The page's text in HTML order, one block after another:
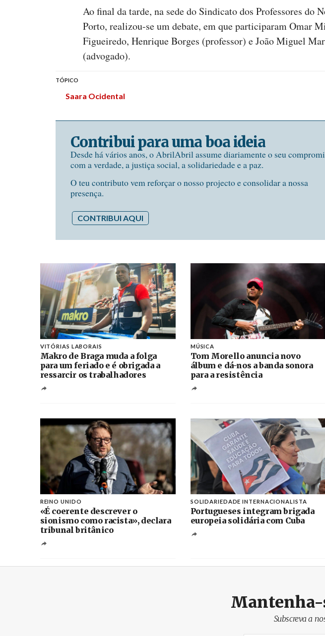
Ao final da tarde, na sede do Sindicato dos Professores do
Porto, realizou-se um debate, em que participaram Omar
Figueiredo, Henrique Borges (professor) e João Miguel
(advogado).
TÓPICO
Saara Ocidental
Contribui para uma boa ideia
Desde há vários anos, o AbrilAbril assume diariamente o seu
com a verdade, a justiça social, a solidariedade e a paz.
O teu contributo vem reforçar o nosso projecto e consolidar a nossa
presença.
CONTRIBUI AQUI
VITÓRIAS LABORAIS
Makro de Braga muda a folga
para um feriado e é obrigada a
ressarcir os trabalhadores
MÚSICA
Tom Morello anuncia novo
álbum e dá-nos a banda sonora
para a resistência
REINO UNIDO
«É coerente descrever o
sionismo como racista», declara
tribunal britânico
SOLIDARIEDADE INTERNACIONALISTA
Portugueses integram brigada
europeia solidária com Cuba
Mantenha-
Subscreva a